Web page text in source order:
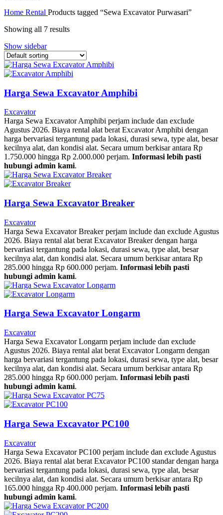
Home Rental Products tagged “Sewa Excavator Purwasari”
Showing all 7 results
Show sidebar
Harga Sewa Excavator Amphibi
Excavator
Harga Sewa Excavator Amphibi perjam include dan exclude
Agustus 2026. Biaya rental alat berat Excavator Amphibi dengan
harga bervariasi tergantung pada lokasi, durasi sewa, type alat, besar
kecilnya alat, dan kondisi alat. Secara umum berkisar antara Rp
1.750.000 hingga Rp 2.000.000 perjam. Informasi lebih pasti
hubungi admin kami.
Harga Sewa Excavator Breaker
Excavator
Harga Sewa Excavator Breaker perjam include dan exclude Agustus
2026. Biaya rental alat berat Excavator Breaker dengan harga
bervariasi tergantung pada lokasi, durasi sewa, type alat, besar
kecilnya alat, dan kondisi alat. Secara umum berkisar antara Rp
285.000 hingga Rp 600.000 perjam. Informasi lebih pasti
hubungi admin kami.
Harga Sewa Excavator Longarm
Excavator
Harga Sewa Excavator Longarm perjam include dan exclude
Agustus 2026. Biaya rental alat berat Excavator Longarm dengan
harga bervariasi tergantung pada lokasi, durasi sewa, type alat, besar
kecilnya alat, dan kondisi alat. Secara umum berkisar antara Rp
285.000 hingga Rp 600.000 perjam. Informasi lebih pasti
hubungi admin kami.
Harga Sewa Excavator PC100
Excavator
Harga Sewa Excavator PC100 perjam include dan exclude Agustus
2026. Biaya rental alat berat Excavator PC100 standar dengan harga
bervariasi tergantung pada lokasi, durasi sewa, type alat, besar
kecilnya alat, dan kondisi alat. Secara umum berkisar antara Rp
165.000 hingga Rp 400.000 perjam. Informasi lebih pasti
hubungi admin kami.